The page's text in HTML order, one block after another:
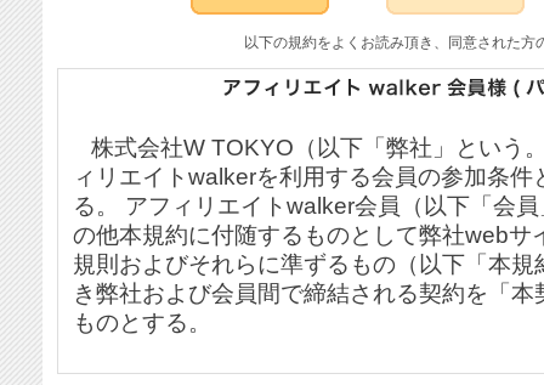
以下の規約をよくお読み頂き、同意された方